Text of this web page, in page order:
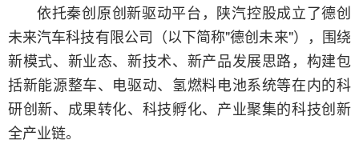
依托秦创原创新驱动平台，陕汽控股成立了德创
未来汽车科技有限公司（以下简称"德创未来"），围绕
新模式、新业态、新技术、新产品发展思路，构建包
括新能源整车、电驱动、氢燃料电池系统等在内的科
研创新、成果转化、科技孵化、产业聚集的科技创新
全产业链。